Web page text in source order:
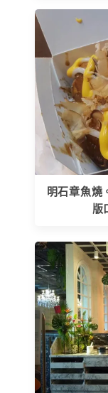
明石章魚燒
版